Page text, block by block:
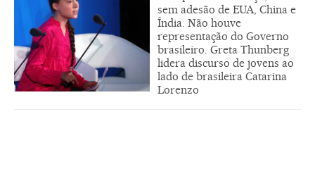
sem adesão de EUA, China e
Índia. Não houve
representação do Governo
brasileiro. Greta Thunberg
lidera discurso de jovens ao
lado de brasileira Catarina
Lorenzo